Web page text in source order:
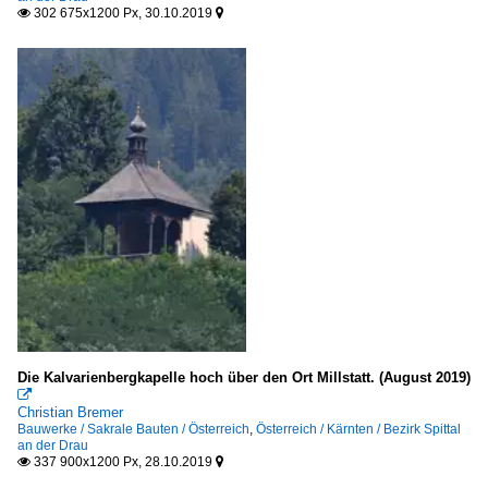
 302 675x1200 Px, 30.10.2019 
Die Kalvarienbergkapelle hoch über den Ort Millstatt. (August 2019)

Christian Bremer
Bauwerke / Sakrale Bauten / Österreich, Österreich / Kärnten / Bezirk Spittal
an der Drau
 337 900x1200 Px, 28.10.2019 